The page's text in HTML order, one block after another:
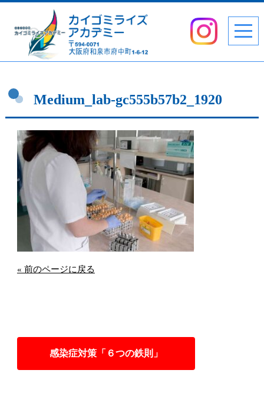
Medium_lab-gc555b57b2_1920
« 前のページに戻る
感染症対策「６つの鉄則」